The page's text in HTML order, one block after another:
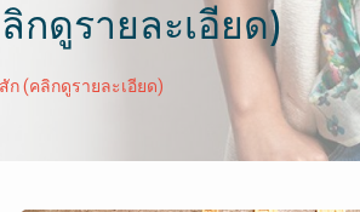
ดูรายละเอียด)
ก (คลิกดูรายละเอียด)